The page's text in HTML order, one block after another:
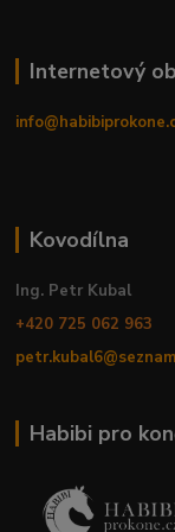
Internetový
Kovodílna
Ing. Petr Kubal
+420 725 062 963
Habibi pro